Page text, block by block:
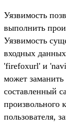
Уязвимость
выполнить
Уязвимость
входных
'firefoxurl' и
может заманить
составленный
произвольного
пользователя,